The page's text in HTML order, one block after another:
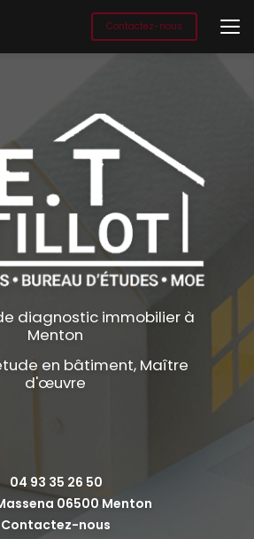
Contactez-nous
diagnostic immobilier à
Menton
en bâtiment, Maître
d'œuvre
04 93 35 26 50
06500 Menton
Contactez-nous